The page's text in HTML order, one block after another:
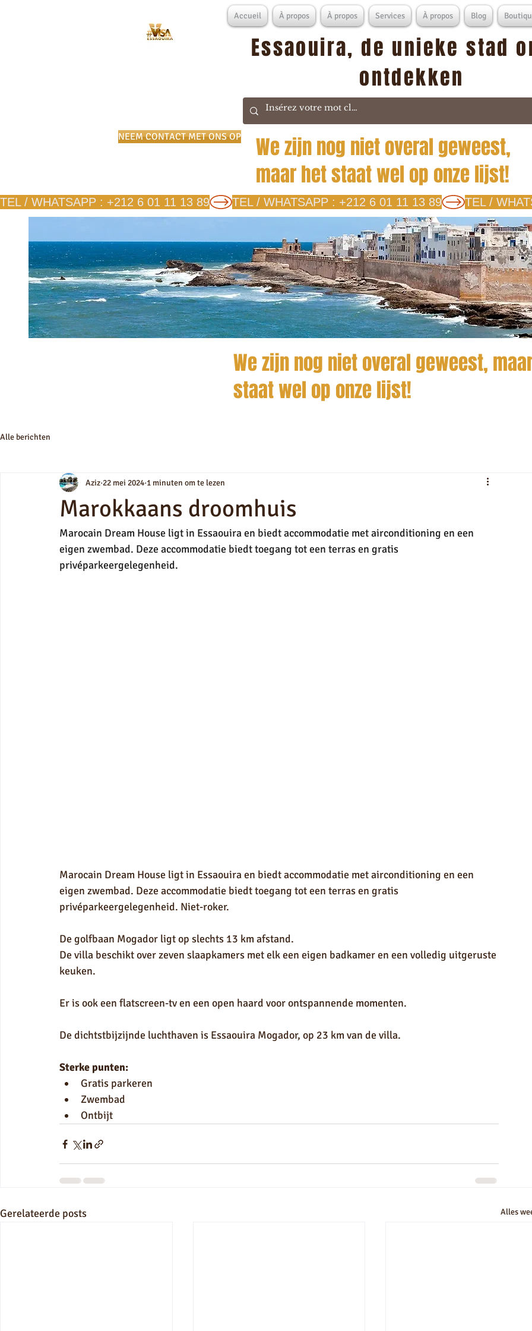
Accueil À propos À propos Services À propos Blog
Essaouira, de unieke stad
ontdekken
NEEM CONTACT MET ONS OP
We zijn nog niet overal geweest,
maar het staat wel op onze lijst!
TEL / WHATSAPP : +212 6 01 11 13 89
We zijn nog niet overal geweest,
staat wel op onze lijst!
Alle berichten
Marokkaans droomhuis
Aziz 22 mei 2024 1 minuten om te lezen
Marocain Dream House ligt in Essaouira en biedt accommodatie met airconditioning en een
eigen zwembad. Deze accommodatie biedt toegang tot een terras en gratis
privéparkeergelegenheid.
Marocain Dream House ligt in Essaouira en biedt accommodatie met airconditioning en een
eigen zwembad. Deze accommodatie biedt toegang tot een terras en gratis
privéparkeergelegenheid. Niet-roker.
De golfbaan Mogador ligt op slechts 13 km afstand.
De villa beschikt over zeven slaapkamers met elk een eigen badkamer en een volledig uitgeruste
keuken.
Er is ook een flatscreen-tv en een open haard voor ontspannende momenten.
De dichtstbijzijnde luchthaven is Essaouira Mogador, op 23 km van de villa.
Sterke punten:
Gratis parkeren
Zwembad
Ontbijt
Gerelateerde posts Alles